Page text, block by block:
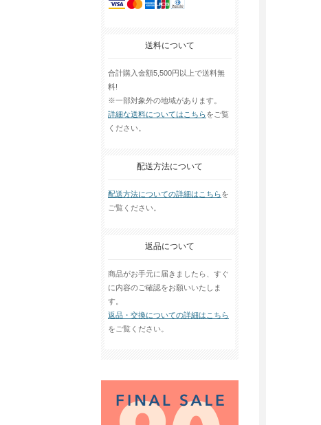
送料について
合計購入金額5,500円以上で送料無
料!
※一部対象外の地域があります。
詳細な送料についてはこちらをご覧
ください。
配送方法について
配送方法についての詳細はこちらを
ご覧ください。
返品について
商品がお手元に届きましたら、すぐ
に内容のご確認をお願いいたしま
す。
返品・交換についての詳細はこちら
をご覧ください。